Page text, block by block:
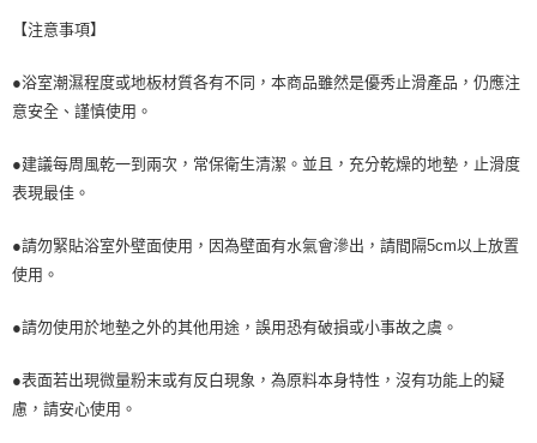
【注意事項】
●浴室潮濕程度或地板材質各有不同，本商品雖然是優秀止滑產品，仍應注
意安全、謹慎使用。
●建議每周風乾一到兩次，常保衛生清潔。並且，充分乾燥的地墊，止滑度
表現最佳。
●請勿緊貼浴室外壁面使用，因為壁面有水氣會滲出，請間隔5cm以上放置
使用。
●請勿使用於地墊之外的其他用途，誤用恐有破損或小事故之虞。
●表面若出現微量粉末或有反白現象，為原料本身特性，沒有功能上的疑
慮，請安心使用。